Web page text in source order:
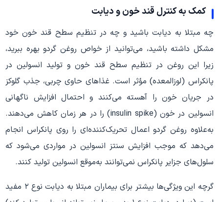
کمک به کنترل قند خون و دیابت
چه مبتلا به دیابت باشید و چه در تنظیم سطح قند خون خود
مشکل داشته باشید، می‌توانید از خواص روغن گردو بهره ببرید،
زیرا این روغن در تنظیم سطح قند خون و تولید انسولین در
پانکراس (لوزالمعده) مؤثر است. غذاهای حاوی چربی، جذب گلوکز
در جریان خون را آهسته می‌کنند و احتمال افزایش ناگهانی
انسولین در خون (insulin spike) را در هر زمان کاهش می‌دهند.
به‌علاوه روغن گردو اعمال تحریک‌کننده‌ای را روی پانکراس انجام
می‌دهد که موجب افزایش سنتز انسولین در مواردی می‌شود که
سلول‌های جزایر پانکراس نمی‌توانند به‌موقع انسولین تولید کنند.
گرچه این ویژگی‌ها بیشتر برای بیماران مبتلا به دیابت نوع ۲ مفید